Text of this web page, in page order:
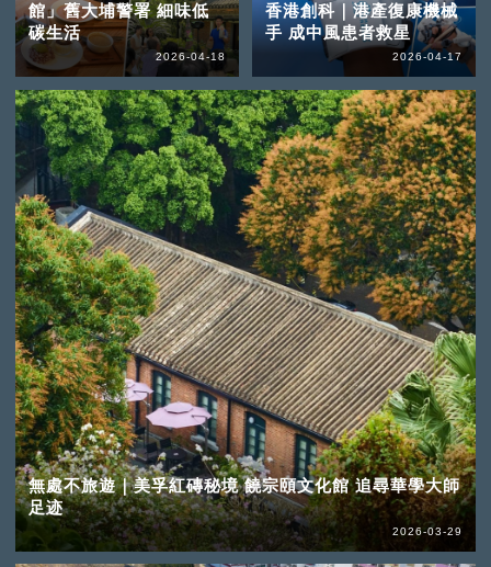
館」舊大埔警署 細味低
碳生活
2026-04-18
香港創科｜港產復康機械
手 成中風患者救星
2026-04-17
無處不旅遊｜美孚紅磚秘境 饒宗頤文化館 追尋華學大師
足迹
2026-03-29